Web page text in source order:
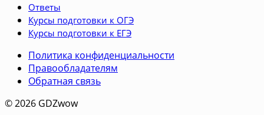
Ответы
Курсы подготовки к ОГЭ
Курсы подготовки к ЕГЭ
Политика конфиденциальности
Правообладателям
Обратная связь
© 2026 GDZwow